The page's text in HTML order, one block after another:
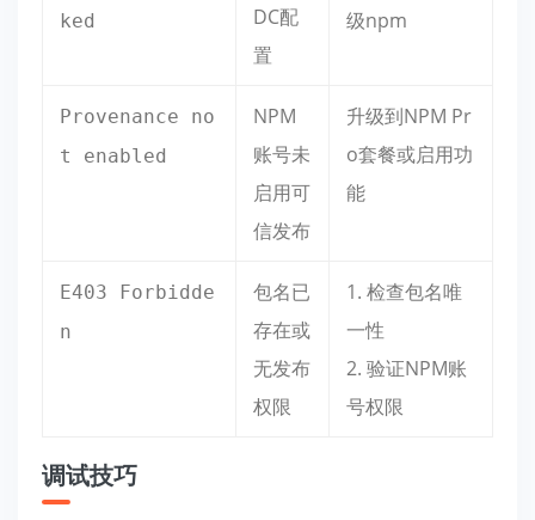
ked
DC配
置
级npm
Provenance no
t enabled
NPM
账号未
启用可
信发布
升级到NPM Pr
o套餐或启用功
能
E403 Forbidde
n
包名已
存在或
无发布
权限
1. 检查包名唯
一性
2. 验证NPM账
号权限
调试技巧